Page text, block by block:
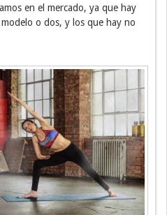
en el mercado, ya que hay
o dos, y los que hay no